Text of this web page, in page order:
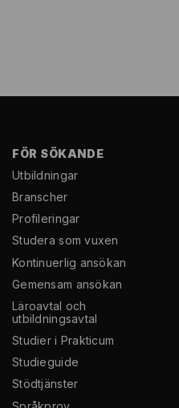
FÖR SÖKANDE
Utbildningar
Branscher
Profileringar
Studera som vuxen
Kontinuerlig ansökan
Gemensam ansökan
Läroavtal och
utbildningsavtal
Studier i Prakticum
Studieguide
Stödtjänster